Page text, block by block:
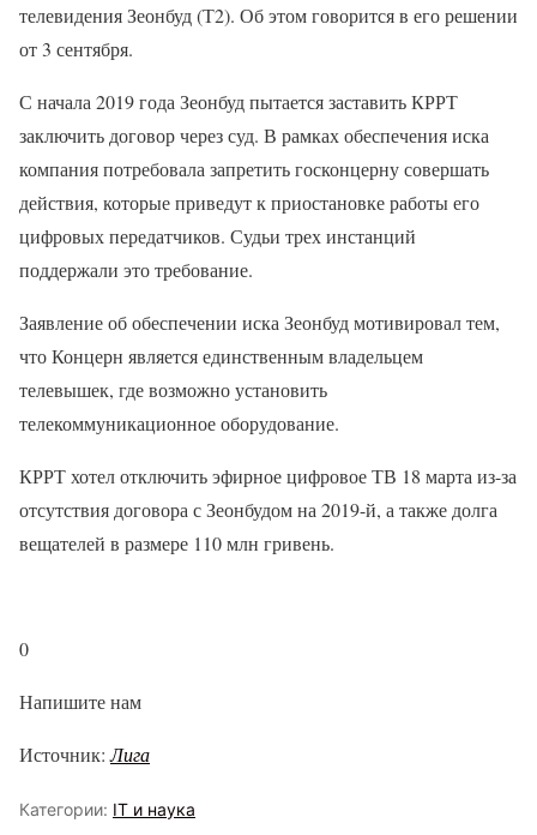
телевидения Зеонбуд (Т2). Об этом говорится в его решении
от 3 сентября.
С начала 2019 года Зеонбуд пытается заставить КРРТ
заключить договор через суд. В рамках обеспечения иска
компания потребовала запретить госконцерну совершать
действия, которые приведут к приостановке работы его
цифровых передатчиков. Судьи трех инстанций
поддержали это требование.
Заявление об обеспечении иска Зеонбуд мотивировал тем,
что Концерн является единственным владельцем
телевышек, где возможно установить
телекоммуникационное оборудование.
КРРТ хотел отключить эфирное цифровое ТВ 18 марта из-за
отсутствия договора с Зеонбудом на 2019-й, а также долга
вещателей в размере 110 млн гривень.
0
Напишите нам
Источник:Лига
Категории: IT и наука